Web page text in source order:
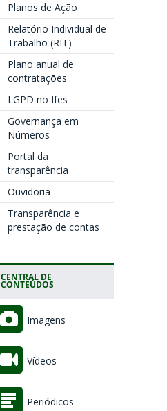
Planos de Ação
Relatório Individual de
Trabalho (RIT)
Plano anual de
contratações
LGPD no Ifes
Governança em
Números
Portal da
transparência
Ouvidoria
Transparência e
prestação de contas
CENTRAL DE
CONTEÚDOS
Imagens
Vídeos
Periódicos